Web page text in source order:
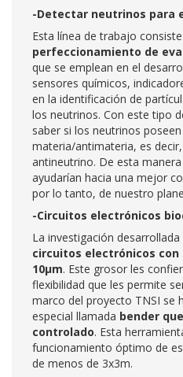
-Detectar neutrinos para
Esta línea de trabajo
perfeccionamiento de
que se emplean en el
sensores químicos,
en la identificación de
los neutrinos. Con este tipo
saber si los neutrinos
materia/antimateria, es
antineutrino. De esta
ayudarían hacia una mejor
por lo tanto, de nuestro
-Circuitos electrónicos
La investigación
circuitos electrónicos
10µm. Este grosor les
flexibilidad que les permite
marco del proyecto TNSI se
especial llamada bender
controlado. Esta
funcionamiento óptimo de
de menos de 3x3m.